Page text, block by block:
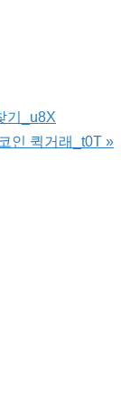
기_u8X
인 퀵거래_t0T »